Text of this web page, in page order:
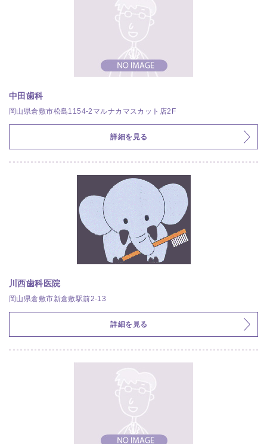
中田歯科
岡山県倉敷市松島1154-2マルナカマスカット店2F
詳細を見る
川西歯科医院
岡山県倉敷市新倉敷駅前2-13
詳細を見る